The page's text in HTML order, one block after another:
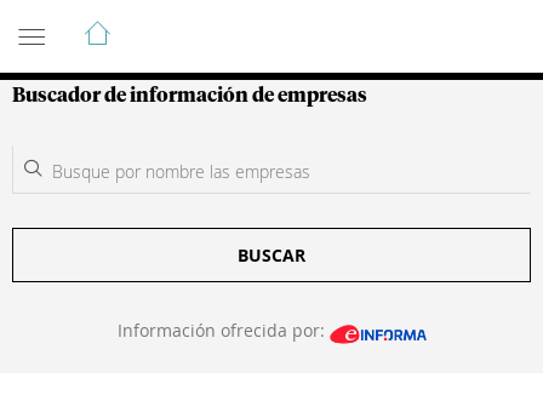
Guía de Empresas Colombianas
Buscador de información de empresas
BUSCAR
Información ofrecida por: